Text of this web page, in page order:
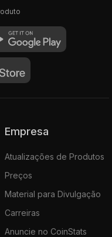
Empresa
Atualizações de Produtos
Preços
Material para Divulgação
Carreiras
Anuncie no CoinStats